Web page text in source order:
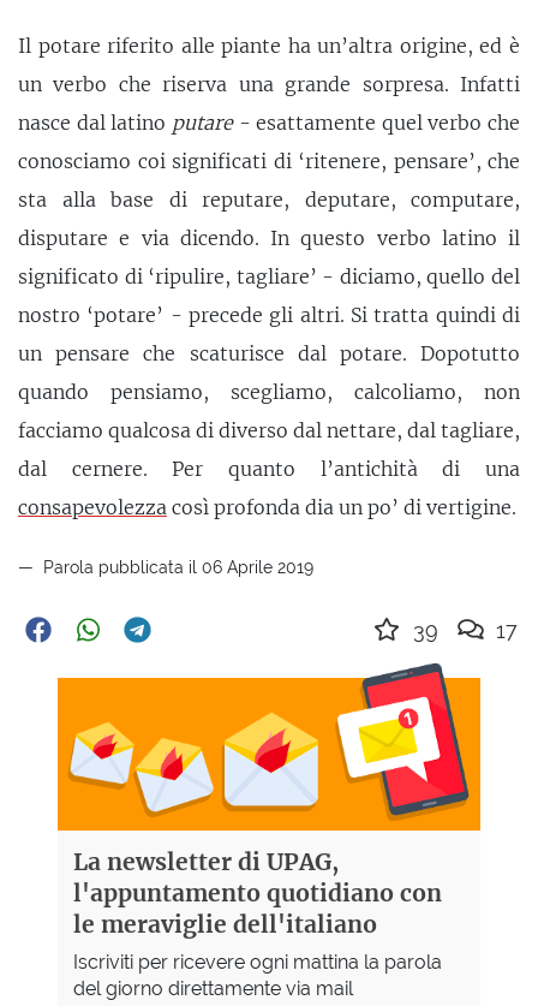
Il potare riferito alle piante ha un’altra origine, ed è
un verbo che riserva una grande sorpresa. Infatti
nasce dal latino putare- esattamente quel verbo che
conosciamo coi significati di ‘ritenere, pensare’, che
sta alla base di reputare, deputare, computare,
disputare e via dicendo. In questo verbo latino il
significato di ‘ripulire, tagliare’ - diciamo, quello del
nostro ‘potare’ - precede gli altri. Si tratta quindi di
un pensare che scaturisce dal potare. Dopotutto
quando pensiamo, scegliamo, calcoliamo, non
facciamo qualcosa di diverso dal nettare, dal tagliare,
dal cernere. Per quanto l’antichità di una
consapevolezza così profonda dia un po’ di vertigine.
Parola pubblicata il 06 Aprile 2019
39 17
La newsletter di UPAG,
l'appuntamento quotidiano con
le meraviglie dell'italiano
Iscriviti per ricevere ogni mattina la parola
del giorno direttamente via mail